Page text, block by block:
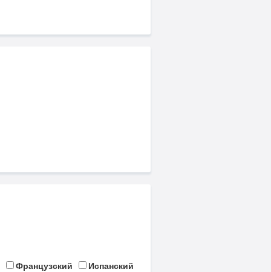
Французский
Испанский